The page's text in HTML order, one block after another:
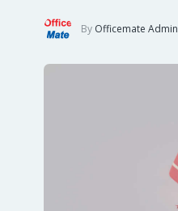
By Officemate Admin